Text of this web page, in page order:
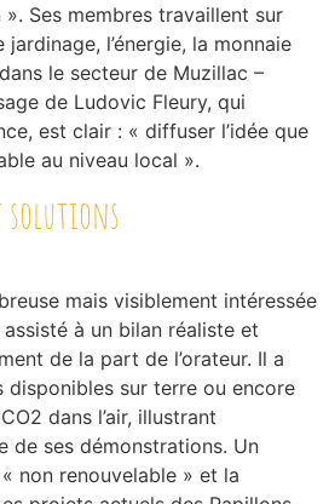
Ses membres travaillent sur
l’énergie, la monnaie
le secteur de Muzillac –
de Ludovic Fleury, qui
est clair : « diffuser l’idée que
au niveau local ».
solutions
mais visiblement intéressée
à un bilan réaliste et
de la part de l’orateur. Il a
disponibles sur terre ou encore
dans l’air, illustrant
de ses démonstrations. Un
non renouvelable » et la